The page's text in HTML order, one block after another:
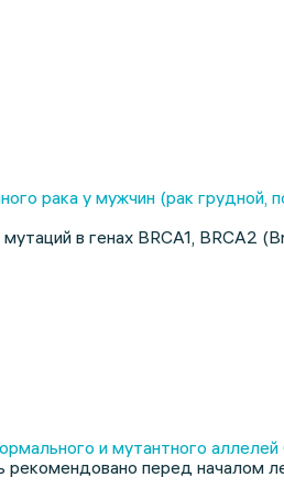
рака у мужчин (рак грудной,
в генах BRCA1, BRCA2
и мутантного
перед началом